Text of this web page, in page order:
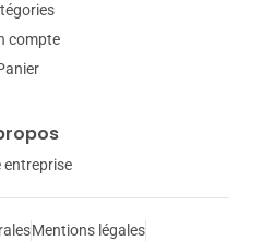
compte
entreprise
Mentions légales